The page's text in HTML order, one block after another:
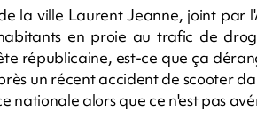
la ville Laurent Jeanne, joint par
en proie au trafic de
républicaine, est-ce que ça
un récent accident de scooter
nationale alors que ce n'est pas